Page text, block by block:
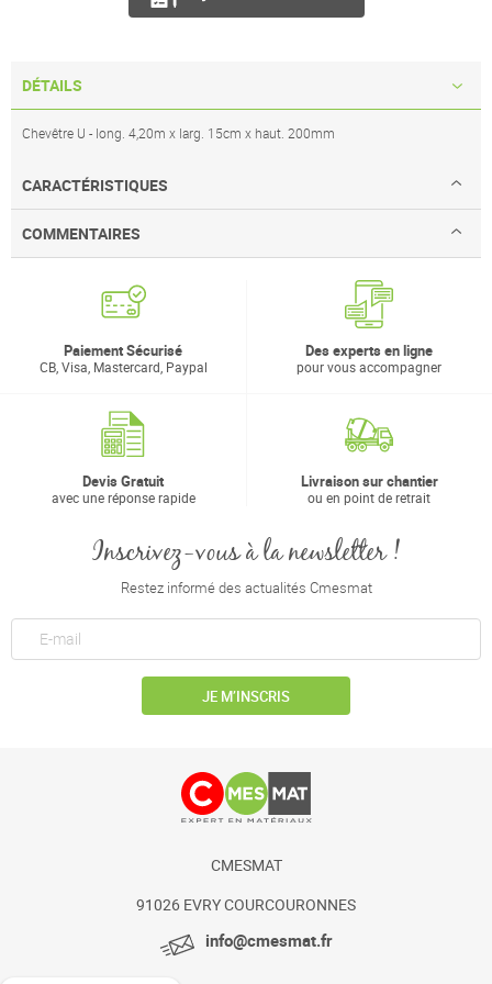
DÉTAILS
Chevêtre U - long. 4,20m x larg. 15cm x haut. 200mm
CARACTÉRISTIQUES
COMMENTAIRES
Paiement Sécurisé
CB, Visa, Mastercard, Paypal
Des experts en ligne
pour vous accompagner
Devis Gratuit
avec une réponse rapide
Livraison sur chantier
ou en point de retrait
Inscrivez-vous à la newsletter !
Restez informé des actualités Cmesmat
JE M’INSCRIS
CMESMAT
91026 EVRY COURCOURONNES
info@cmesmat.fr